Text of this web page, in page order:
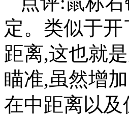
定。类似于
距离,这也就
瞄准,虽然增
在中距离以